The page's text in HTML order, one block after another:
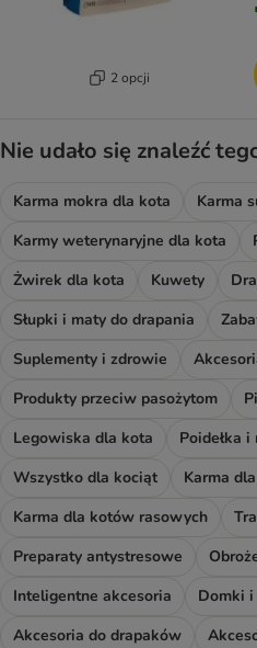
2 opcji
Nie udało się znaleźć
Karma mokra dla kota
Karma
Karmy weterynaryjne dla kota
Żwirek dla kota
Kuwety
Słupki i maty do drapania
Suplementy i zdrowie
Produkty przeciw pasożytom
Legowiska dla kota
Poidełka
Wszystko dla kociąt
Karma
Karma dla kotów rasowych
Preparaty antystresowe
Inteligentne akcesoria
Domki
Akcesoria do drapaków